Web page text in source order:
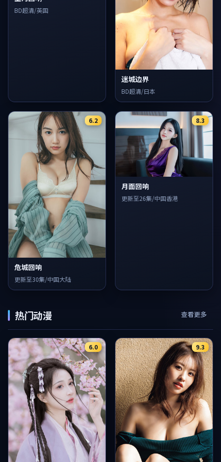
BD超清/英国
迷城边界
BD超清/日本
6.2
危城回响
更新至30集/中国大陆
8.3
月面回响
更新至26集/中国香港
热门动漫 查看更多
6.0 9.3